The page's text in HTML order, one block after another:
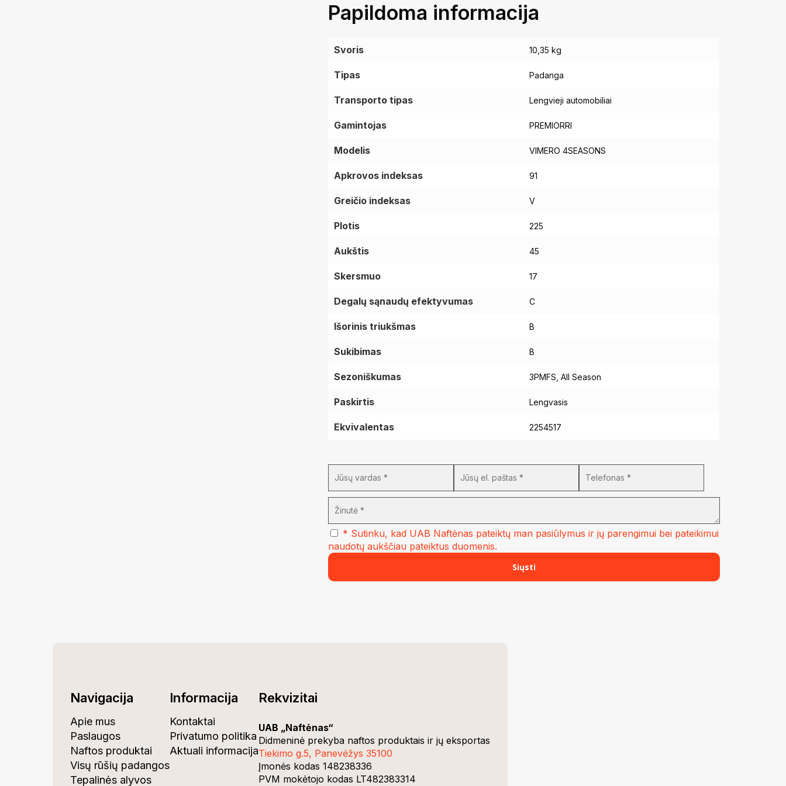
Papildoma informacija
Svoris 10,35 kg
Tipas Padanga
Transporto tipas Lengvieji automobiliai
Gamintojas PREMIORRI
Modelis VIMERO 4SEASONS
Apkrovos indeksas 91
Greičio indeksas V
Plotis 225
Aukštis 45
Skersmuo 17
Degalų sąnaudų efektyvumas C
Išorinis triukšmas B
Sukibimas B
Sezoniškumas 3PMFS, All Season
Paskirtis Lengvasis
Ekvivalentas 2254517
* Sutinku, kad UAB Naftėnas pateiktų man pasiūlymus ir jų parengimui bei pateikimui
naudotų aukščiau pateiktus duomenis.
Navigacija
Apie mus
Paslaugos
Naftos produktai
Visų rūšių padangos
Tepalinės alyvos
Informacija
Kontaktai
Privatumo politika
Aktuali informacija
Rekvizitai
UAB „Naftėnas“
Didmeninė prekyba naftos produktais ir jų eksportas
Tiekimo g.5, Panevėžys 35100
Įmonės kodas 148238336
PVM mokėtojo kodas LT482383314